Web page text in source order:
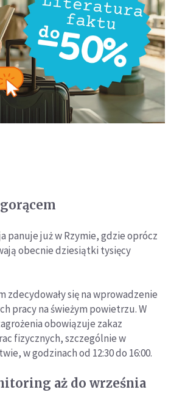
panuje już w Rzymie, gdzie oprócz
obecnie dziesiątki tysięcy
zdecydowały się na wprowadzenie
pracy na świeżym powietrzu. W
obowiązuje zakaz
fizycznych, szczególnie w
w godzinach od 12:30 do 16:00.
aż do września